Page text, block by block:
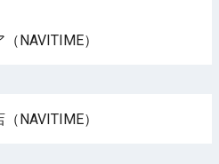
NAVITIME）
NAVITIME）